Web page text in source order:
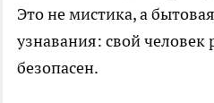
Это не мистика, а
узнавания: свой человек
безопасен.